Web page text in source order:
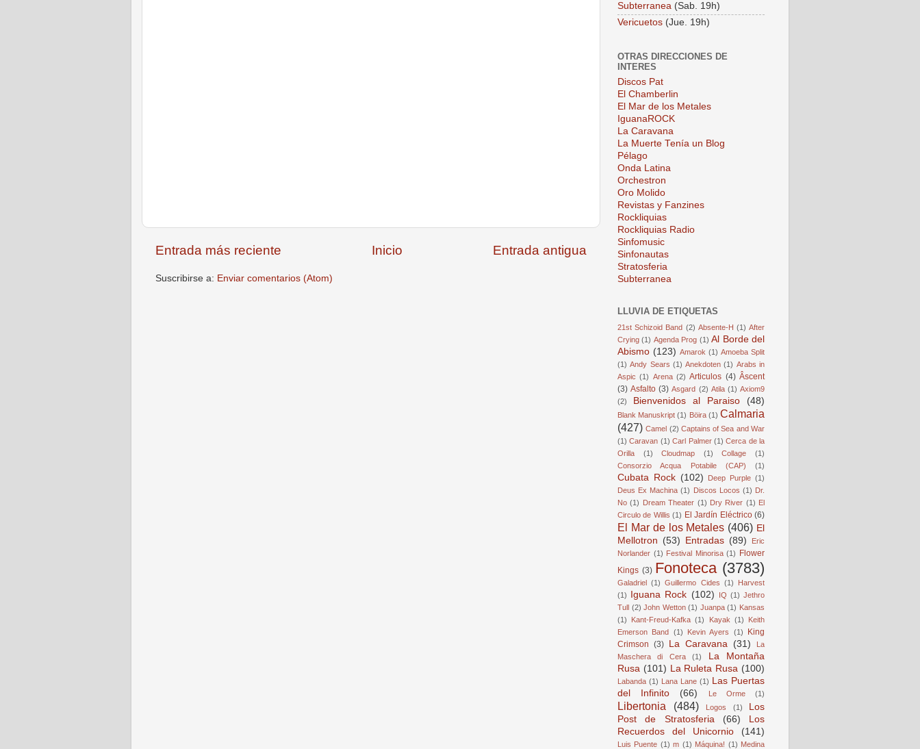
Entrada más reciente Entrada antigua
Inicio
Suscribirse a: Enviar comentarios (Atom)
Subterranea (Sab. 19h)
Vericuetos (Jue. 19h)
OTRAS DIRECCIONES DE
INTERES
Discos Pat
El Chamberlin
El Mar de los Metales
IguanaROCK
La Caravana
La Muerte Tenía un Blog
Pélago
Onda Latina
Orchestron
Oro Molido
Revistas y Fanzines
Rockliquias
Rockliquias Radio
Sinfomusic
Sinfonautas
Stratosferia
Subterranea
LLUVIA DE ETIQUETAS
21st Schizoid Band (2) Absente-H (1) After
Crying (1) Agenda Prog (1) Al Borde del
Abismo (123) Amarok (1) Amoeba Split
(1) Andy Sears (1) Anekdoten (1) Arabs in
Aspic (1) Arena (2) Articulos (4) Âscent
(3) Asfalto (3) Asgard (2) Atila (1) Axiom9
(2)
Bienvenidos al Paraiso (48)
Blank Manuskript (1) Böira (1) Calmaria
(427) Camel (2) Captains of Sea and War
(1) Caravan (1) Carl Palmer (1) Cerca de la
Orilla
(1) Cloudmap (1) Collage
(1)
Consorzio Acqua Potabile (CAP)
(1)
Cubata Rock (102) Deep Purple (1)
Deus Ex Machina (1) Discos Locos (1) Dr.
No (1) Dream Theater (1) Dry River (1) El
Circulo de Willis (1) El Jardín Eléctrico (6)
El Mar de los Metales (406) El
Mellotron (53) Entradas (89)
Eric
Norlander (1) Festival Minorisa (1) Flower
Kings (3) Fonoteca (3783)
Galadriel (1) Guillermo Cides (1)
Harvest
(1) Iguana Rock (102) IQ (1) Jethro
Tull (2) John Wetton (1) Juanpa (1) Kansas
(1)
Kant-Freud-Kafka (1) Kayak (1)
Keith
Emerson Band (1) Kevin Ayers (1)
King
Crimson (3) La Caravana (31)
La
Maschera di Cera
(1)
La Montaña
Rusa (101) La Ruleta Rusa (100)
Labanda (1) Lana Lane (1) Las Puertas
del Infinito
(66) Le Orme (1)
Libertonia (484) Logos (1)
Los
Post de Stratosferia
(66)
Los
Recuerdos del Unicornio
(141)
Luis Puente (1) m (1) Máquina! (1) Medina